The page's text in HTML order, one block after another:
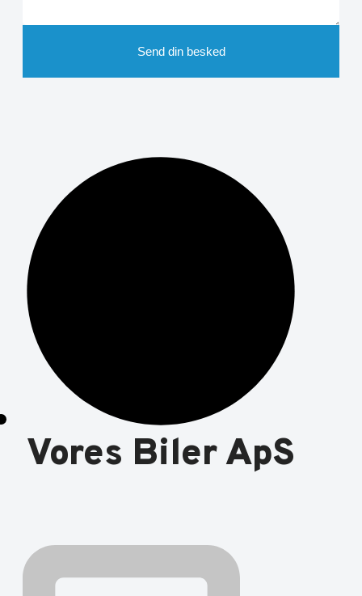
Send din besked
Vores Biler ApS